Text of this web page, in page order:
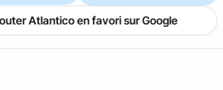
Atlantico en favori sur Google